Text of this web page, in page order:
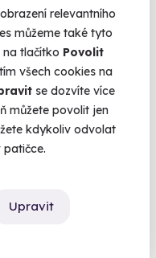
relevantního
můžeme také tyto
na tlačítko Povolit
všech cookies na
se dozvíte více
můžete povolit jen
kdykoliv odvolat
Upravit
9.4
v Tančícím
Hradčany.